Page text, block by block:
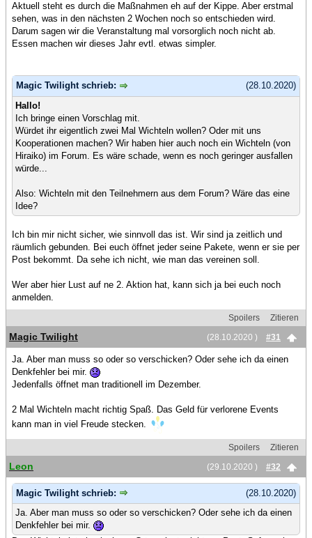
Aktuell steht es durch die Maßnahmen eh auf der Kippe. Aber erstmal
sehen, was in den nächsten 2 Wochen noch so entschieden wird.
Darum sagen wir die Veranstaltung mal vorsorglich noch nicht ab.
Essen machen wir dieses Jahr evtl. etwas simpler.
(28.10.2020)
Magic Twilight schrieb:
Hallo!
Ich bringe einen Vorschlag mit.
Würdet ihr eigentlich zwei Mal Wichteln wollen? Oder mit uns
Kooperationen machen? Wir haben hier auch noch ein Wichteln (von
Hiraiko) im Forum. Es wäre schade, wenn es noch geringer ausfallen
würde...
Also: Wichteln mit den Teilnehmern aus dem Forum? Wäre das eine
Idee?
Ich bin mir nicht sicher, wie sinnvoll das ist. Wir sind ja zeitlich und
räumlich gebunden. Bei euch öffnet jeder seine Pakete, wenn er sie per
Post bekommt. Da sehe ich nicht, wie man das vereinen soll.
Wer aber hier Lust auf ne 2. Aktion hat, kann sich ja bei euch noch
anmelden.
Spoilers
Zitieren
(28.10.2020 )
#31
Magic Twilight
Ja. Aber man muss so oder so verschicken? Oder sehe ich da einen
Denkfehler bei mir.
Jedenfalls öffnet man traditionell im Dezember.
2 Mal Wichteln macht richtig Spaß. Das Geld für verlorene Events
kann man in viel Freude stecken.
Spoilers
Zitieren
(29.10.2020 )
#32
Leon
(28.10.2020)
Magic Twilight schrieb:
Ja. Aber man muss so oder so verschicken? Oder sehe ich da einen
Denkfehler bei mir.